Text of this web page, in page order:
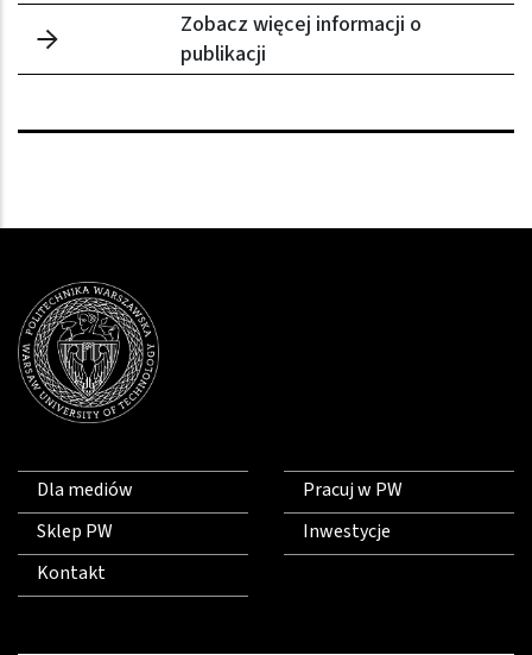
Zobacz więcej informacji o
publikacji
Dla mediów
Sklep PW
Kontakt
Pracuj w PW
Inwestycje